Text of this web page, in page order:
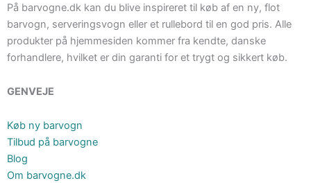
På barvogne.dk kan du blive inspireret til køb af en ny, flot
barvogn, serveringsvogn eller et rullebord til en god pris. Alle
produkter på hjemmesiden kommer fra kendte, danske
forhandlere, hvilket er din garanti for et trygt og sikkert køb.
GENVEJE
Køb ny barvogn
Tilbud på barvogne
Blog
Om barvogne.dk